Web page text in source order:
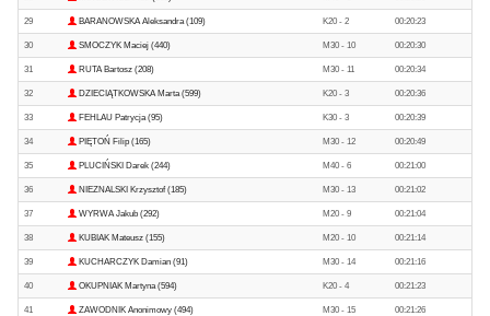
29 BARANOWSKA Aleksandra (109) K20 - 2 00:20:23
30 SMOCZYK Maciej (440) M30 - 10 00:20:30
31 RUTA Bartosz (208) M30 - 11 00:20:34
32 DZIECIĄTKOWSKA Marta (599) K20 - 3 00:20:36
33 FEHLAU Patrycja (95) K30 - 3 00:20:39
34 PIĘTOŃ Filip (165) M30 - 12 00:20:49
35 PLUCIŃSKI Darek (244) M40 - 6 00:21:00
36 NIEZNALSKI Krzysztof (185) M30 - 13 00:21:02
37 WYRWA Jakub (292) M20 - 9 00:21:04
38 KUBIAK Mateusz (155) M20 - 10 00:21:14
39 KUCHARCZYK Damian (91) M30 - 14 00:21:16
40 OKUPNIAK Martyna (594) K20 - 4 00:21:23
41 ZAWODNIK Anonimowy (494) M30 - 15 00:21:26